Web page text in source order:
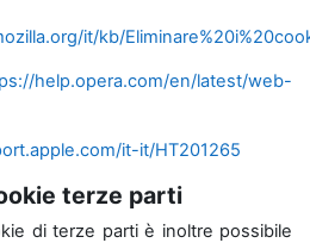
it/kb/
help.opera.com/en/latest/web-
it-it/HT201265
terze parti
di terze parti è inoltre possibile